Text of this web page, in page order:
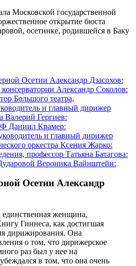
Московской государственной
открытие бюста
осетинке, родившейся в Баку
Осетии Александр Дзасохов:
Александр Соколов:
Большого театра,
и главный дирижер
Валерий Гергиев:
Даниил Крамер:
и главный дирижер
оркестра Ксения Жарко:
профессор Татьяна Батагова:
Вероника Вайнштейн:
Осетии Александр
женщина,
Гиннеса, как достигшая
дирижирования. Она
о том, что дирижерское
раз был у нее на
в том, что она очень